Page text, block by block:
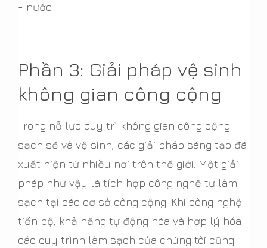
- nước
Phần 3: Giải pháp vệ sinh
không gian công cộng
Trong nỗ lực duy trì không gian công cộng
sạch sẽ và vệ sinh, các giải pháp sáng tạo đã
xuất hiện từ nhiều nơi trên thế giới. Một giải
pháp như vậy là tích hợp công nghệ tự làm
sạch tại các cơ sở công cộng. Khi công nghệ
tiến bộ, khả năng tự động hóa và hợp lý hóa
các quy trình làm sạch của chúng tôi cũng